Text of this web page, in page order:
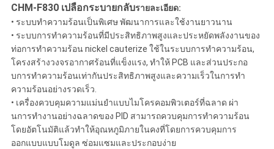
CHM-F830 เปลือกระบายกลับรายละเอียด:
• ระบบทําความร้อนเป็นพิเศษ พัฒนาการและใช้งานยาวนาน
• ระบบการทําความร้อนที่มีประสิทธิภาพสูงและประหยัดพลังงานของ
ท่อการทําความร้อน nickel cauterize ใช้ในระบบการทําความร้อน,
โครงสร้างวงจรอากาศร้อนที่แข็งแรง, ทําให้ PCB และส่วนประกอ
บการทําความร้อนเท่ากันประสิทธิภาพสูงและความเร็วในการทํา
ความร้อนอย่างรวดเร็ว.
• เครื่องควบคุมความแม่นยําแบบไมโครคอมพิวเตอร์ที่ฉลาด ผ่า
นการทํางานอย่างฉลาดของ PID สามารถควบคุมการทําความร้อน
โดยอัตโนมัติแล้วทําให้อุณหภูมิภายในคงที่โดยการควบคุมการ
ออกแบบแบบโมดูล ซ่อมแซมและประกอบง่าย